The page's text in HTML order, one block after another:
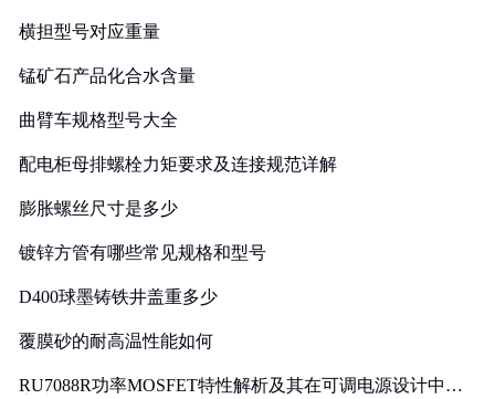
横担型号对应重量
锰矿石产品化合水含量
曲臂车规格型号大全
配电柜母排螺栓力矩要求及连接规范详解
膨胀螺丝尺寸是多少
镀锌方管有哪些常见规格和型号
D400球墨铸铁井盖重多少
覆膜砂的耐高温性能如何
RU7088R功率MOSFET特性解析及其在可调电源设计中的